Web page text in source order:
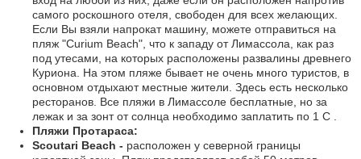
самого роскошного отеля, свободен для всех желающих.
Если Вы взяли напрокат машину, можете отправиться на
пляж "Curium Beach", что к западу от Лимассола, как раз
под утесами, на которых расположены развалины древнего
Куриона. На этом пляже бывает не очень много туристов, в
основном отдыхают местные жители. Здесь есть несколько
ресторанов. Все пляжи в Лимассоле бесплатные, но за
лежак и за зонт от солнца необходимо заплатить по 1 C .
Пляжи Протараса:
Scoutari Beach - расположен у северной границы